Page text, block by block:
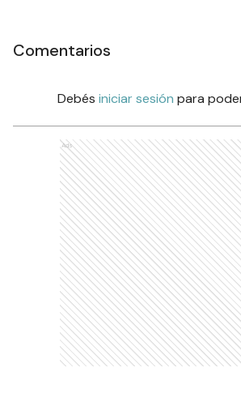
Comentarios
Debés iniciar sesión para
Ads